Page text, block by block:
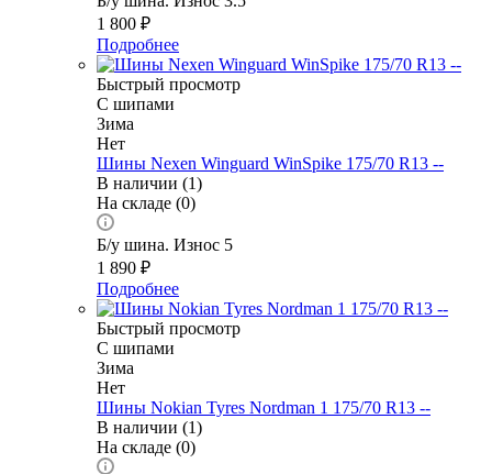
1 800 ₽
Подробнее
Быстрый просмотр
С шипами
Зима
Нет
Шины Nexen Winguard WinSpike 175/70 R13 --
В наличии (1)
На складе (0)
Б/у шина. Износ 5
1 890 ₽
Подробнее
Быстрый просмотр
С шипами
Зима
Нет
Шины Nokian Tyres Nordman 1 175/70 R13 --
В наличии (1)
На складе (0)